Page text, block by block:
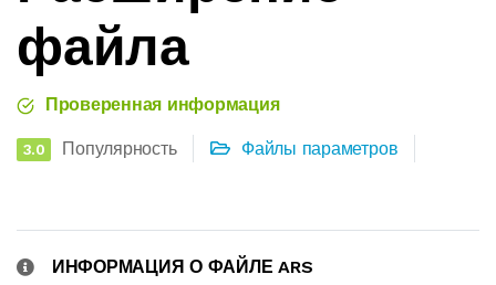
файла
Проверенная информация
3.0 Популярность Файлы параметров
ИНФОРМАЦИЯ О ФАЙЛЕ ARS